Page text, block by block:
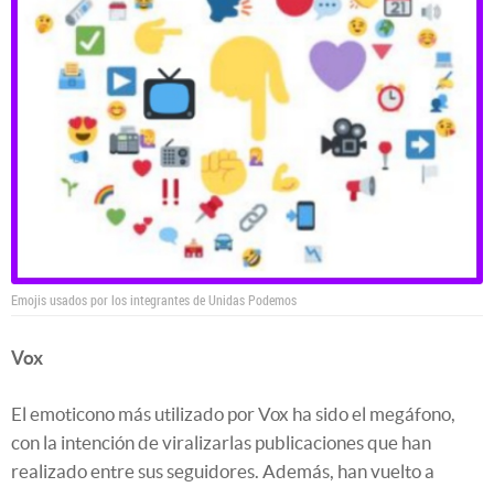
Emojis usados por los integrantes de Unidas Podemos
Vox
El emoticono más utilizado por Vox ha sido el megáfono,
con la intención de viralizarlas publicaciones que han
realizado entre sus seguidores. Además, han vuelto a